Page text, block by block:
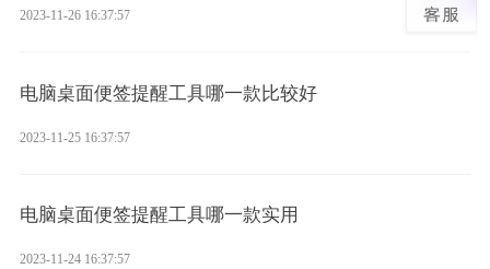
2023-11-26 16:37:57
电脑桌面便签提醒工具哪一款比较好
2023-11-25 16:37:57
电脑桌面便签提醒工具哪一款实用
2023-11-24 16:37:57